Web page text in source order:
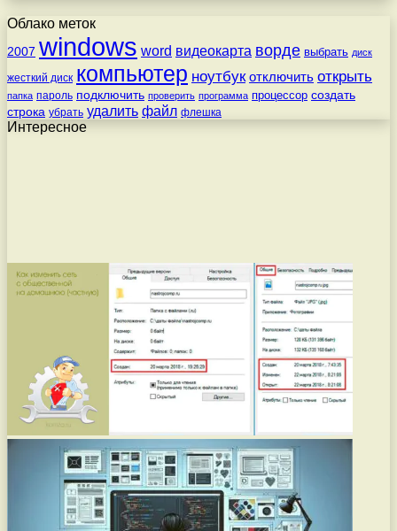
Облако меток
2007 windows word видеокарта ворде выбрать диск
жесткий диск компьютер ноутбук отключить открыть
папка пароль подключить проверить программа процессор создать
строка убрать удалить файл флешка
Интересное